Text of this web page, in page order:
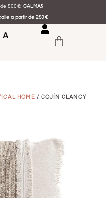
500€: CALMA5
a partir de 250€
HOME / COJÍN CLANCY